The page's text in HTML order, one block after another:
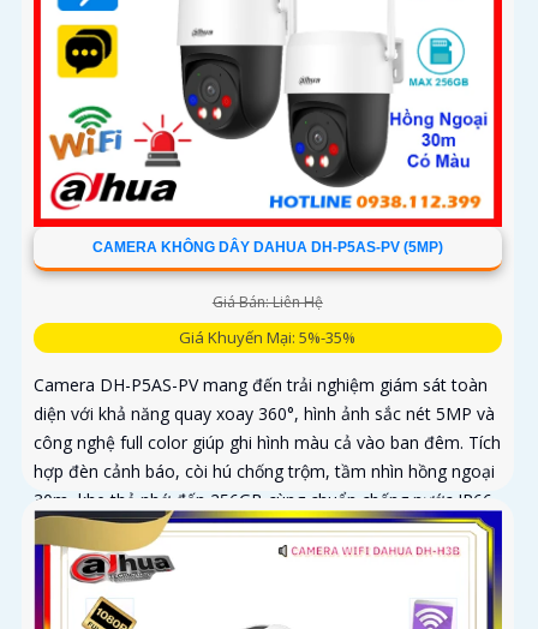
CAMERA KHÔNG DÂY DAHUA DH-P5AS-PV (5MP)
Giá Bán: Liên Hệ
Giá Khuyến Mại: 5%-35%
Camera DH-P5AS-PV mang đến trải nghiệm giám sát toàn
diện với khả năng quay xoay 360°, hình ảnh sắc nét 5MP và
công nghệ full color giúp ghi hình màu cả vào ban đêm. Tích
hợp đèn cảnh báo, còi hú chống trộm, tầm nhìn hồng ngoại
30m, khe thẻ nhớ đến 256GB cùng chuẩn chống nước IP66
camera hoạt động ổn định trong mọi điều kiện